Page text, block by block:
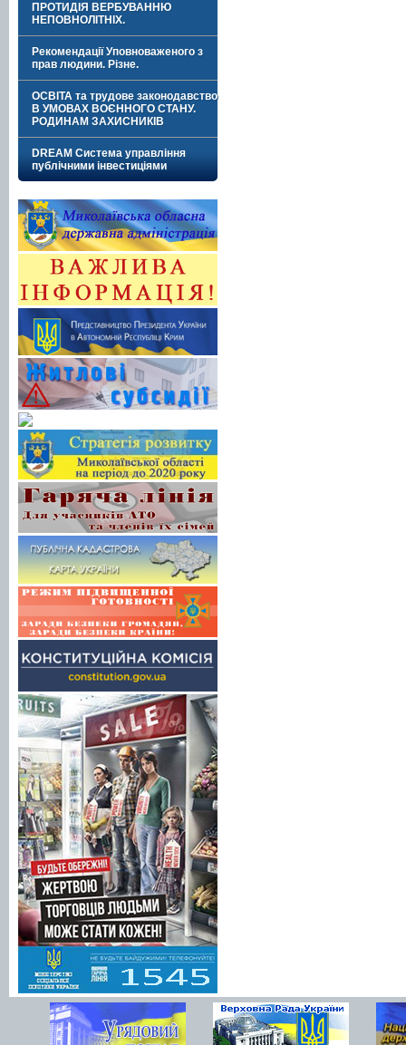
ПРОТИДІЯ ВЕРБУВАННЮ
НЕПОВНОЛІТНІХ.
Рекомендації Уповноваженого з
прав людини. Різне.
ОСВІТА та трудове законодавство
В УМОВАХ ВОЄННОГО СТАНУ.
РОДИНАМ ЗАХИСНИКІВ
DREAM Система управління
публічними інвестиціями